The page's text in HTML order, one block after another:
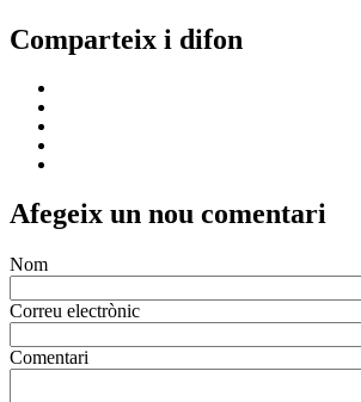
Comparteix i difon
Afegeix un nou comentari
Nom
Correu electrònic
Comentari